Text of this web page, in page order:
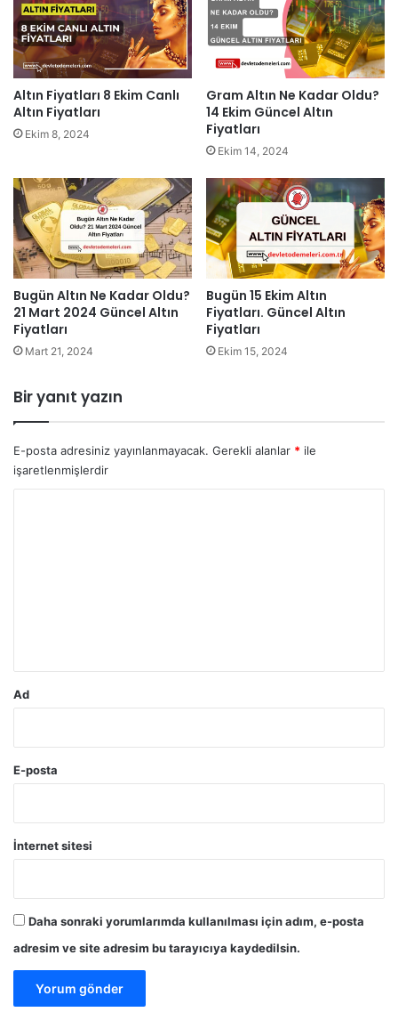
Altın Fiyatları 8 Ekim Canlı
Altın Fiyatları
Ekim 8, 2024
Gram Altın Ne Kadar Oldu?
14 Ekim Güncel Altın
Fiyatları
Ekim 14, 2024
Bugün Altın Ne Kadar Oldu?
21 Mart 2024 Güncel Altın
Fiyatları
Mart 21, 2024
Bugün 15 Ekim Altın
Fiyatları. Güncel Altın
Fiyatları
Ekim 15, 2024
Bir yanıt yazın
E-posta adresiniz yayınlanmayacak. Gerekli alanlar * ile
işaretlenmişlerdir
Ad
E-posta
İnternet sitesi
Daha sonraki yorumlarımda kullanılması için adım, e-posta
adresim ve site adresim bu tarayıcıya kaydedilsin.